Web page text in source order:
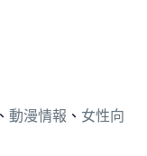
、 動漫情報 、 女性向